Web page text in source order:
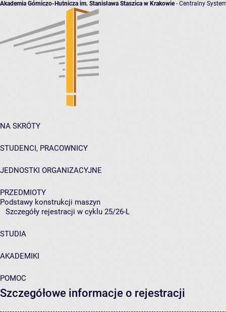
Akademia Górniczo-Hutnicza im. Stanisława Staszica w Krakowie- Centralny
NA SKRÓTY
STUDENCI, PRACOWNICY
JEDNOSTKI ORGANIZACYJNE
PRZEDMIOTY
Podstawy konstrukcji maszyn
Szczegóły rejestracji w cyklu 25/26-L
STUDIA
AKADEMIKI
POMOC
Szczegółowe informacje o rejestracji